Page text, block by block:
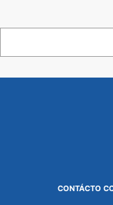
CONTÁCTO